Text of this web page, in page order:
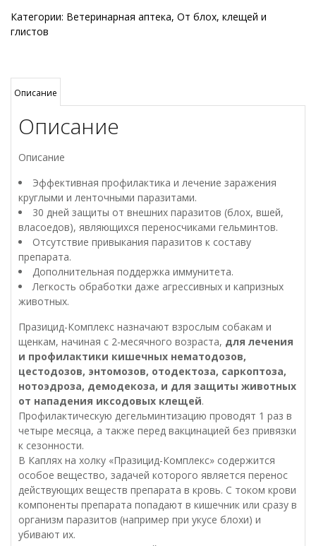
Категории: Ветеринарная аптека, От блох, клещей и
глистов
Описание
Описание
Описание
Эффективная профилактика и лечение заражения
круглыми и ленточными паразитами.
30 дней защиты от внешних паразитов (блох, вшей,
власоедов), являющихся переносчиками гельминтов.
Отсутствие привыкания паразитов к составу
препарата.
Дополнительная поддержка иммунитета.
Легкость обработки даже агрессивных и капризных
животных.
Празицид-Комплекс назначают взрослым собакам и
щенкам, начиная с 2-месячного возраста, для лечения
и профилактики кишечных нематодозов,
цестодозов, энтомозов, отодектоза, саркоптоза,
нотоэдроза, демодекоза, и для защиты животных
от нападения иксодовых клещей.
Профилактическую дегельминтизацию проводят 1 раз в
четыре месяца, а также перед вакцинацией без привязки
к сезонности.
В Каплях на холку «Празицид-Комплекс» содержится
особое вещество, задачей которого является перенос
действующих веществ препарата в кровь. С током крови
компоненты препарата попадают в кишечник или сразу в
организм паразитов (например при укусе блохи) и
убивают их.